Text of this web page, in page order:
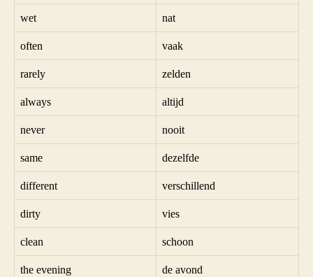
wet nat
often vaak
rarely zelden
always altijd
never nooit
same dezelfde
different verschillend
dirty vies
clean schoon
the evening de avond